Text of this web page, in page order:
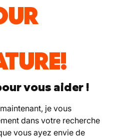
vous aider !
je vous
dans votre recherche
vous ayez envie de